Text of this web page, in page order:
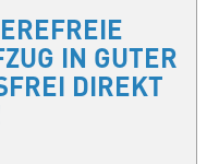
IN GUTER
DIREKT